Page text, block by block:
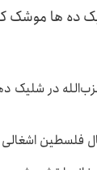
ده ها موشک
در شلیک